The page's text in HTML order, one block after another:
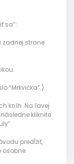
sa”:
zadnej strane
“Mrkvička”.).
kníh. Na ľavej
kliknite
predĺžiť,
osobne.